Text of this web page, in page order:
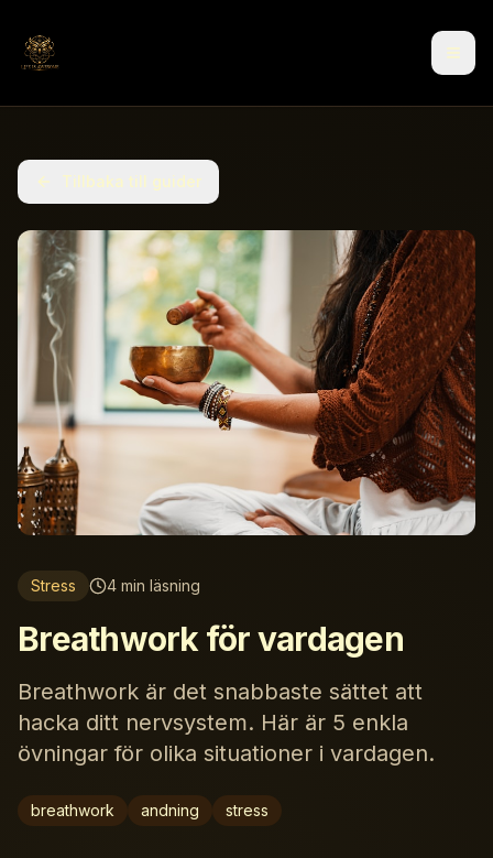
Tillbaka till guider
Stress 4 min läsning
Breathwork för vardagen
Breathwork är det snabbaste sättet att
hacka ditt nervsystem. Här är 5 enkla
övningar för olika situationer i vardagen.
breathwork andning stress